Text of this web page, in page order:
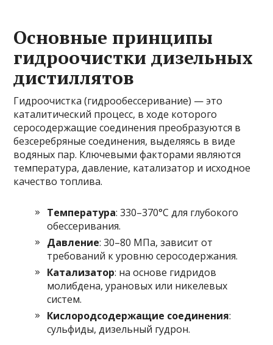
Основные принципы
гидроочистки дизельных
дистиллятов
Гидроочистка (гидрообессеривание) — это
каталитический процесс, в ходе которого
серосодержащие соединения преобразуются в
безсеребряные соединения, выделяясь в виде
водяных пар. Ключевыми факторами являются
температура, давление, катализатор и исходное
качество топлива.
Температура: 330–370°C для глубокого
обессеривания.
Давление: 30–80 МПа, зависит от
требований к уровню серосодержания.
Катализатор: на основе гидридов
молибдена, урановых или никелевых
систем.
Кислородсодержащие соединения:
сульфиды, дизельный гудрон.